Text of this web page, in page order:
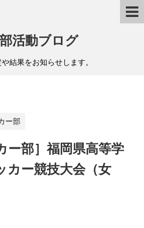
活動ブログ
結果をお知らせします。
ー部
ー部］福岡県高等学
カー競技大会（女